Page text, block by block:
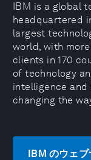
IBM is a global
headquartered
largest
world, with
clients in 170
of technology
intelligence
changing the
IBM のウェ